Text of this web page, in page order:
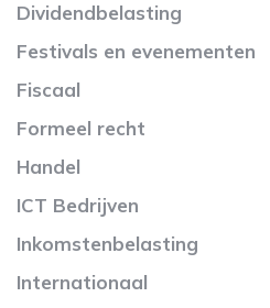
Dividendbelasting
Festivals en evenementen
Fiscaal
Formeel recht
Handel
ICT Bedrijven
Inkomstenbelasting
Internationaal